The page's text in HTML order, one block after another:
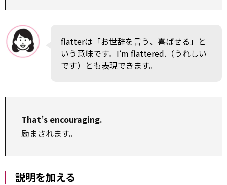
flatterは「お世辞を言う、喜ばせる」と
いう意味です。I‘m flattered.（うれしい
です）とも表現できます。
That’s encouraging.
励まされます。
説明を加える